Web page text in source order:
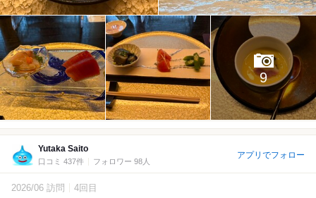
9
Yutaka Saito
口コミ 437件 フォロワー 98人
アプリでフォロー
2026/06 訪問 4回目